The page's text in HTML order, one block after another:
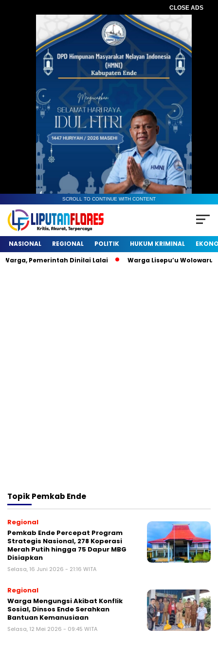
CLOSE ADS
SCROLL TO CONTINUE WITH CONTENT
NASIONAL REGIONAL POLITIK HUKUM KRIMINAL
Pemerintah Dinilai Lalai
Warga Lisepu’u Wolowaru
TopikPemkab Ende
Regional
Pemkab Ende Percepat Program
Strategis Nasional, 278 Koperasi
Merah Putih hingga 75 Dapur MBG
Disiapkan
Selasa, 16 Juni 2026 - 21:16 WITA
Regional
Warga Mengungsi Akibat Konflik
Sosial, Dinsos Ende Serahkan
Bantuan Kemanusiaan
Selasa, 12 Mei 2026 - 09:45 WITA